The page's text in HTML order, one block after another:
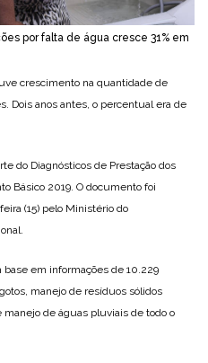
por falta de água cresce 31% em
crescimento na quantidade de
Dois anos antes, o percentual era de
do Diagnósticos de Prestação dos
Básico 2019. O documento foi
(15) pelo Ministério do
base em informações de 10.229
manejo de resíduos sólidos
manejo de águas pluviais de todo o